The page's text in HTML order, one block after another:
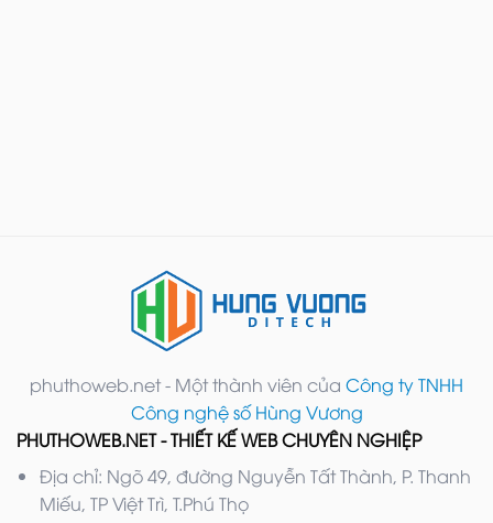
phuthoweb.net - Một thành viên của Công ty TNHH
Công nghệ số Hùng Vương
PHUTHOWEB.NET - THIẾT KẾ WEB CHUYÊN NGHIỆP
Địa chỉ: Ngõ 49, đường Nguyễn Tất Thành, P. Thanh
Miếu, TP Việt Trì, T.Phú Thọ